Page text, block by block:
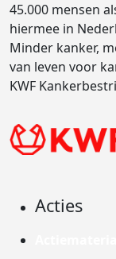
45.000 mensen
hiermee in
Minder kanker,
van leven voor
KWF
Acties